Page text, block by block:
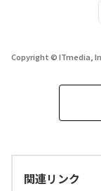
Copyright © ITmedia,
関連リンク